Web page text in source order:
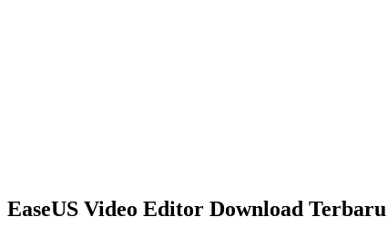
EaseUS Video Editor Download Terbaru